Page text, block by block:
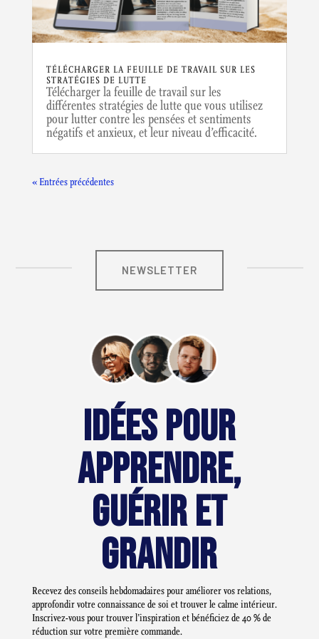
TÉLÉCHARGER LA FEUILLE DE TRAVAIL SUR LES
STRATÉGIES DE LUTTE
Télécharger la feuille de travail sur les
différentes stratégies de lutte que vous utilisez
pour lutter contre les pensées et sentiments
négatifs et anxieux, et leur niveau d’efficacité.
« Entrées précédentes
NEWSLETTER
IDÉES POUR
APPRENDRE,
GUÉRIR ET
GRANDIR
Recevez des conseils hebdomadaires pour améliorer vos relations,
approfondir votre connaissance de soi et trouver le calme intérieur.
Inscrivez-vous pour trouver l’inspiration et bénéficiez de 40 % de
réduction sur votre première commande.